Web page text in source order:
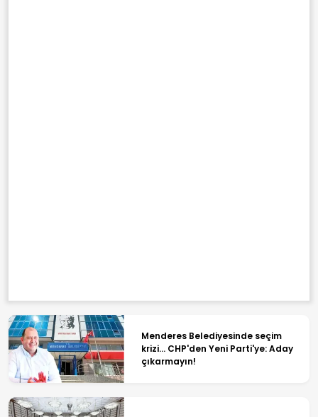
Menderes Belediyesinde seçim
krizi... CHP'den Yeni Parti'ye: Aday
çıkarmayın!